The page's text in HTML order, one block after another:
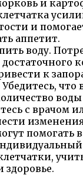
и
и
аппетит.
воду.
к
что
с врачом
помогать
здоровье.